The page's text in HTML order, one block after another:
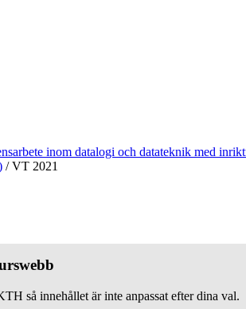
inom datalogi och datateknik med
/VT 2021
så innehållet är inte anpassat efter dina val.